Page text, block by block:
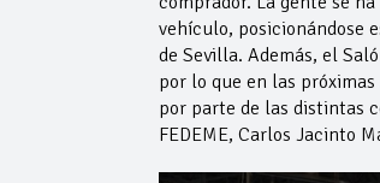
vehículo, posicionándose
de Sevilla. Además, el
por lo que en las
por parte de las distintas
FEDEME, Carlos Jacinto